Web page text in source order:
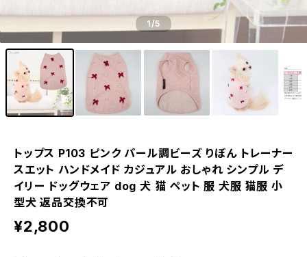
1/5
トップス P103 ピンク パール調ビーズ りぼん トレーナー
スエット ハンドメイド カジュアル おしゃれ シンプル デ
イリー ドッグウェア dog 犬 猫 ペット 服 犬服 猫服 小
型犬 返品交換不可
¥2,800